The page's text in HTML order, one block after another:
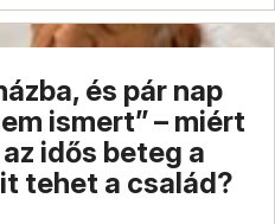
és pár nap
ismert” – miért
idős beteg a
tehet a család?